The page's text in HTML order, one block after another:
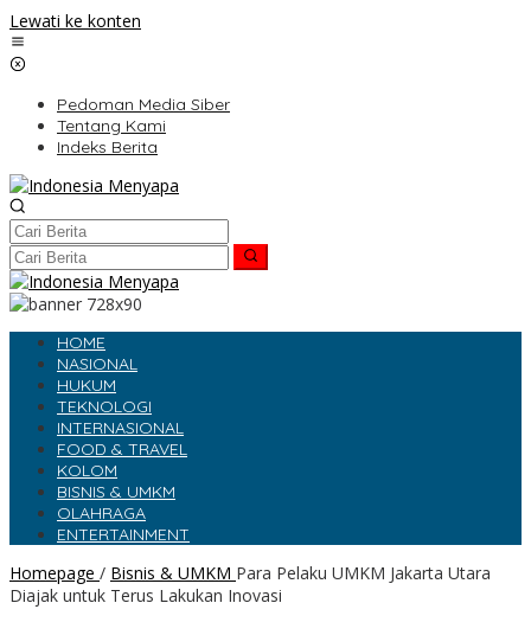
Lewati ke konten
Pedoman Media Siber
Tentang Kami
Indeks Berita
HOME
NASIONAL
HUKUM
TEKNOLOGI
INTERNASIONAL
FOOD & TRAVEL
KOLOM
BISNIS & UMKM
OLAHRAGA
ENTERTAINMENT
Homepage / Bisnis & UMKM Para Pelaku UMKM Jakarta Utara
Diajak untuk Terus Lakukan Inovasi